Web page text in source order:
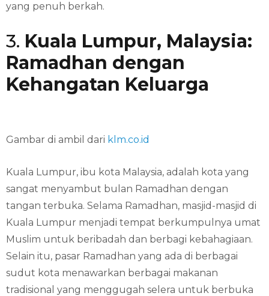
yang penuh berkah.
3. Kuala Lumpur, Malaysia:
Ramadhan dengan
Kehangatan Keluarga
Gambar di ambil dari klm.co.id
Kuala Lumpur, ibu kota Malaysia, adalah kota yang
sangat menyambut bulan Ramadhan dengan
tangan terbuka. Selama Ramadhan, masjid-masjid di
Kuala Lumpur menjadi tempat berkumpulnya umat
Muslim untuk beribadah dan berbagi kebahagiaan.
Selain itu, pasar Ramadhan yang ada di berbagai
sudut kota menawarkan berbagai makanan
tradisional yang menggugah selera untuk berbuka